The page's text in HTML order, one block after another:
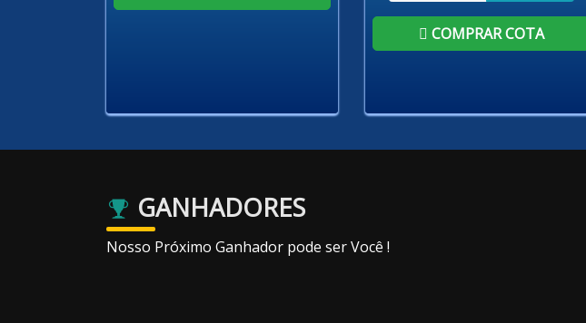
COMPRAR COTA
GANHADORES
Nosso Próximo Ganhador pode ser Você !